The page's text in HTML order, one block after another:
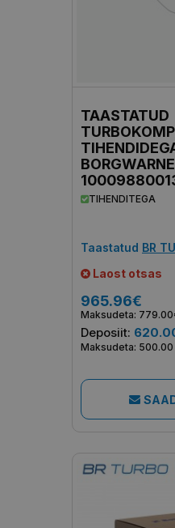
TAASTATUD
TIHENDITEGA
Taastatud BR
Laost otsas
965.96€
Maksudeta:
Deposiit:
Maksudeta: 500.00